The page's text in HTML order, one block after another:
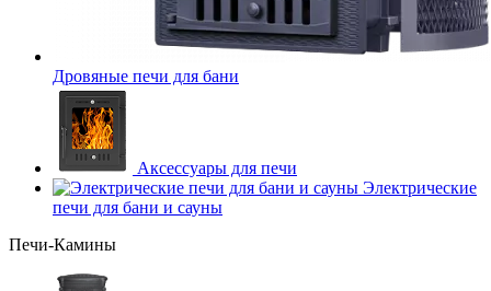
Дровяные печи для бани
Аксессуары для печи
Электрические
печи для бани и сауны
Печи-Камины